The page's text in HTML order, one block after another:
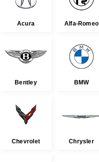
Acura Alfa-Romeo
Bentley BMW
Chevrolet Chrysler